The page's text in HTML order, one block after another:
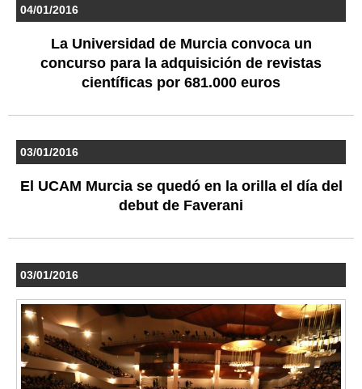
04/01/2016
La Universidad de Murcia convoca un
concurso para la adquisición de revistas
científicas por 681.000 euros
03/01/2016
El UCAM Murcia se quedó en la orilla el día del
debut de Faverani
03/01/2016